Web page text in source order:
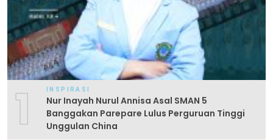
1 INSPIRASI
Nur Inayah Nurul Annisa Asal SMAN 5
Banggakan Parepare Lulus Perguruan Tinggi
Unggulan China